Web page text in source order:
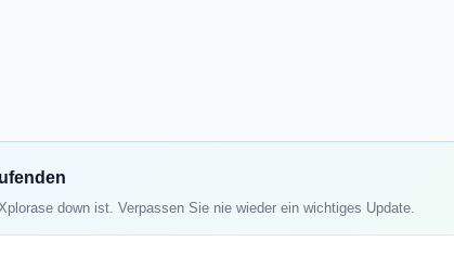
down ist. Verpassen Sie nie wieder ein wichtiges Update.